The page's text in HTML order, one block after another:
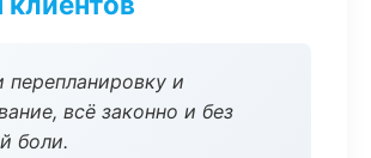
перепланировку и
всё законно и без
боли.